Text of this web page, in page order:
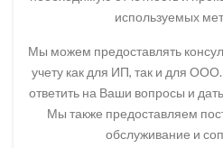
используемых
Мы можем предоставлять
учету как для ИП, так и для
ответить на Ваши вопросы и
Мы также предоставляем
обслуживание и